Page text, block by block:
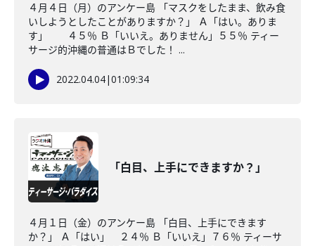
４月４日（月）のアンケー島 「マスクをしたまま、飲み食
いしようとしたことがありますか？」 Ａ「はい。ありま
す」 ４５％ Ｂ「いいえ。ありません」５５％ ティー
サージ的沖縄の普通はＢでした！ ...
2022.04.04|01:09:34
「白目、上手にできますか？」
４月１日（金）のアンケー島 「白目、上手にできます
か？」 Ａ「はい」 ２４％ Ｂ「いいえ」７６％ ティーサ